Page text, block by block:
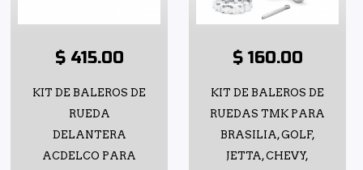
$ 415.00
KIT DE BALEROS DE
RUEDA
DELANTERA
ACDELCO PARA
$ 160.00
KIT DE BALEROS DE
RUEDAS TMK PARA
BRASILIA, GOLF,
JETTA, CHEVY,